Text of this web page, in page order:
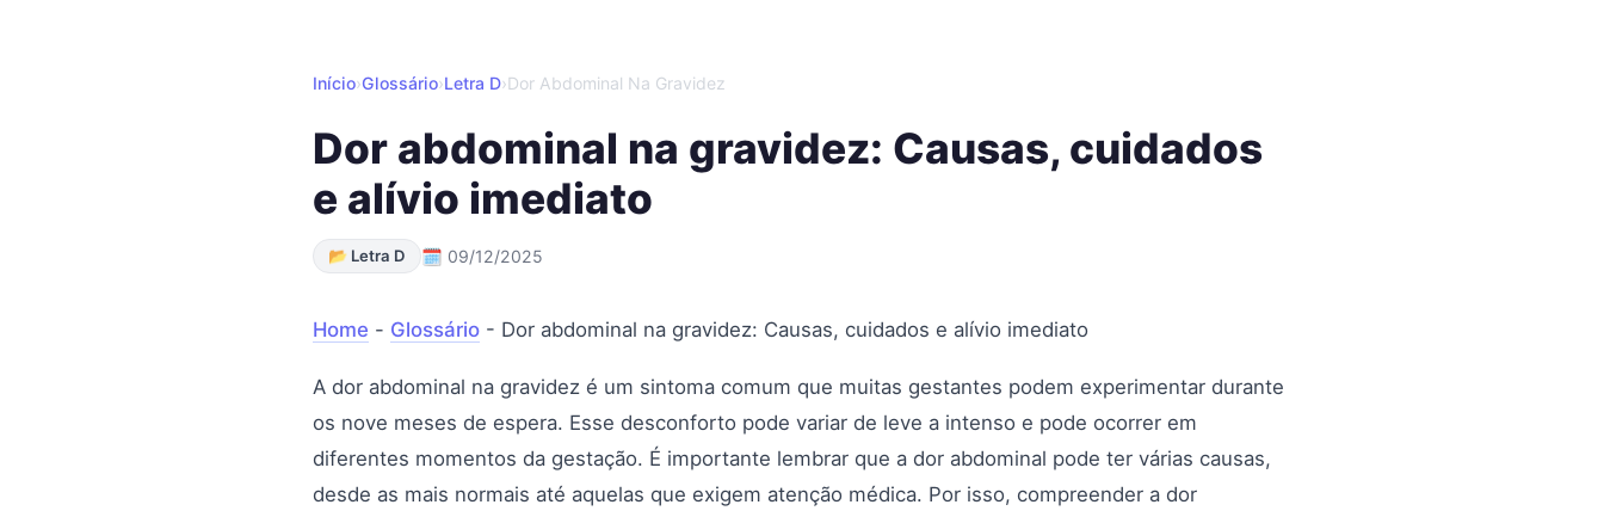
Início›Glossário›Letra D›Dor Abdominal Na Gravidez
Dor abdominal na gravidez: Causas, cuidados
e alívio imediato
📂 Letra D 🗓 09/12/2025
Home - Glossário - Dor abdominal na gravidez: Causas, cuidados e alívio imediato
A dor abdominal na gravidez é um sintoma comum que muitas gestantes podem experimentar durante
os nove meses de espera. Esse desconforto pode variar de leve a intenso e pode ocorrer em
diferentes momentos da gestação. É importante lembrar que a dor abdominal pode ter várias causas,
desde as mais normais até aquelas que exigem atenção médica. Por isso, compreender a dor